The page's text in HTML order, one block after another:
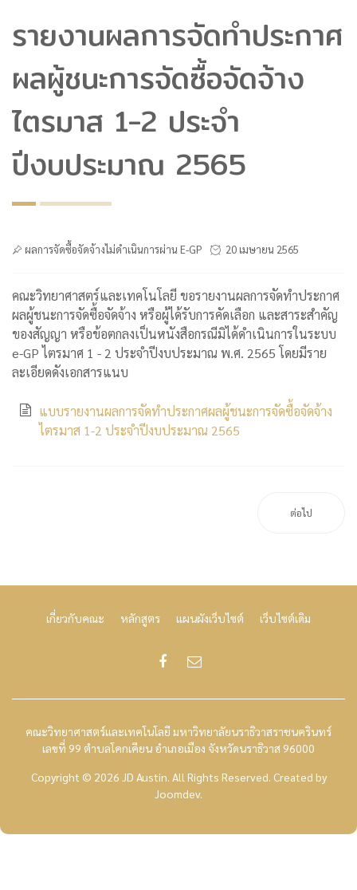
รายงานผลการจัดทำประกาศ
ผลผู้ชนะการจัดซื้อจัดจ้าง
ไตรมาส 1-2 ประจำ
ปีงบประมาณ 2565
ผลการจัดซื้อจัดจ้างไม่ดำเนินการผ่าน E-GP 20 เมษายน 2565
คณะวิทยาศาสตร์และเทคโนโลยี ขอรายงานผลการจัดทำประกาศ
ผลผู้ชนะการจัดซื้อจัดจ้าง หรือผู้ได้รับการคัดเลือก และสาระสำคัญ
ของสัญญา หรือข้อตกลงเป็นหนังสือกรณีมิได้ดำเนินการในระบบ
e-GP ไตรมาศ 1 - 2 ประจำปีงบประมาณ พ.ศ. 2565 โดยมีราย
ละเอียดดังเอกสารแนบ
แบบรายงานผลการจัดทำประกาศผลผู้ชนะการจัดซื้อจัดจ้าง
ไตรมาส 1-2 ประจำปีงบประมาณ 2565
ต่อไป
เกี่ยวกับคณะ หลักสูตร แผนผังเว็บไซต์ เว็บไซต์เดิม
คณะวิทยาศาสตร์และเทคโนโลยี มหาวิทยาลัยนราธิวาสราชนครินทร์
เลขที่ 99 ตำบลโคกเคียน อำเภอเมือง จังหวัดนราธิวาส 96000
Copyright © 2026 JD Austin. All Rights Reserved. Created by
Joomdev.